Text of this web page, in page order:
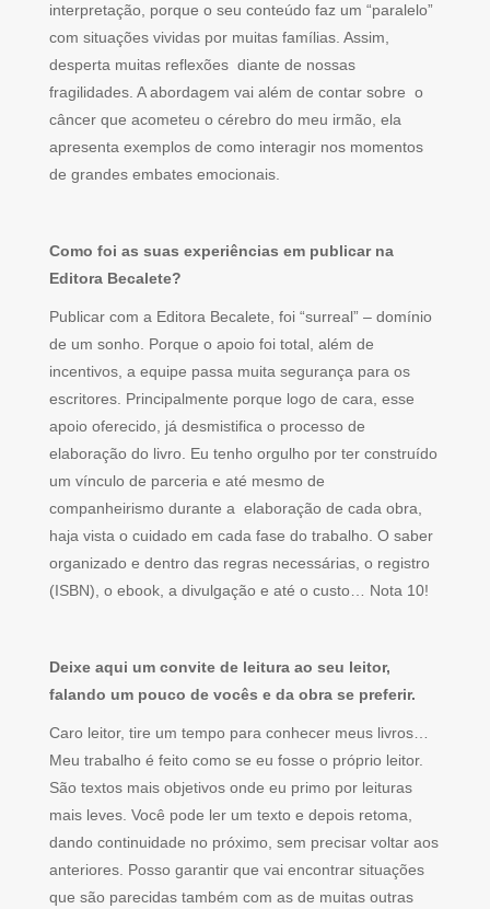
interpretação, porque o seu conteúdo faz um “paralelo”
com situações vividas por muitas famílias. Assim,
desperta muitas reflexões diante de nossas
fragilidades. A abordagem vai além de contar sobre o
câncer que acometeu o cérebro do meu irmão, ela
apresenta exemplos de como interagir nos momentos
de grandes embates emocionais.
Como foi as suas experiências em publicar na
Editora Becalete?
Publicar com a Editora Becalete, foi “surreal” – domínio
de um sonho. Porque o apoio foi total, além de
incentivos, a equipe passa muita segurança para os
escritores. Principalmente porque logo de cara, esse
apoio oferecido, já desmistifica o processo de
elaboração do livro. Eu tenho orgulho por ter construído
um vínculo de parceria e até mesmo de
companheirismo durante a elaboração de cada obra,
haja vista o cuidado em cada fase do trabalho. O saber
organizado e dentro das regras necessárias, o registro
(ISBN), o ebook, a divulgação e até o custo… Nota 10!
Deixe aqui um convite de leitura ao seu leitor,
falando um pouco de vocês e da obra se preferir.
Caro leitor, tire um tempo para conhecer meus livros…
Meu trabalho é feito como se eu fosse o próprio leitor.
São textos mais objetivos onde eu primo por leituras
mais leves. Você pode ler um texto e depois retoma,
dando continuidade no próximo, sem precisar voltar aos
anteriores. Posso garantir que vai encontrar situações
que são parecidas também com as de muitas outras